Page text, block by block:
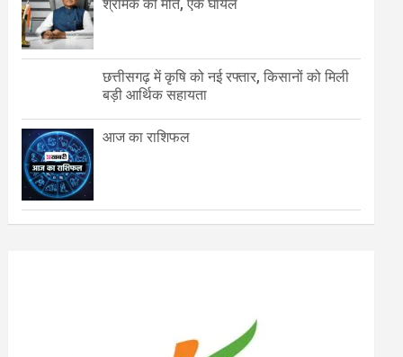
श्रमिक की मौत, एक घायल
छत्तीसगढ़ में कृषि को नई रफ्तार, किसानों को मिली
बड़ी आर्थिक सहायता
आज का राशिफल